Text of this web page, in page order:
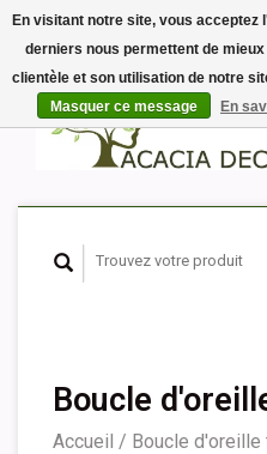
Boucle
Accueil / Boucle d'oreille
En visitant notre site, vous
derniers nous permettent de
clientèle et son utilisation de notre
Masquer ce message
En